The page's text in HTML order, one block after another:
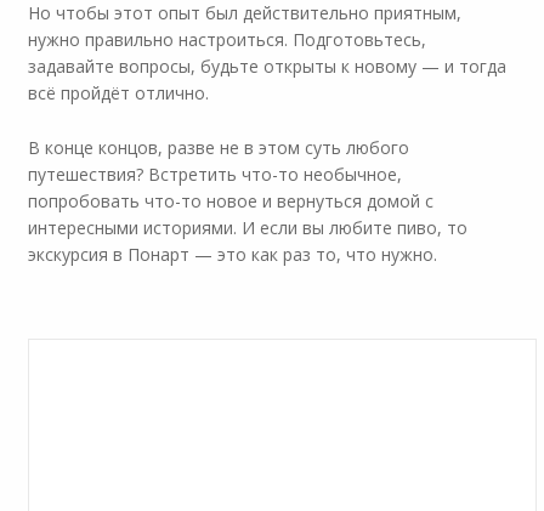
Но чтобы этот опыт был действительно приятным,
нужно правильно настроиться. Подготовьтесь,
задавайте вопросы, будьте открыты к новому — и тогда
всё пройдёт отлично.
В конце концов, разве не в этом суть любого
путешествия? Встретить что-то необычное,
попробовать что-то новое и вернуться домой с
интересными историями. И если вы любите пиво, то
экскурсия в Понарт — это как раз то, что нужно.